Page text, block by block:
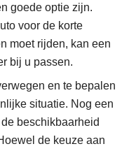
goede optie zijn.
voor de korte
moet rijden, kan een
bij u passen.
en te bepalen
situatie. Nog een
beschikbaarheid
de keuze aan